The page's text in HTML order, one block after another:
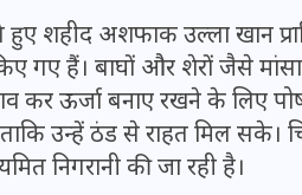
शहीद अशफाक उल्ला खान
गए हैं। बाघों और शेरों जैसे
ऊर्जा बनाए रखने के लिए
उन्हें ठंड से राहत मिल सके।
निगरानी की जा रही है।